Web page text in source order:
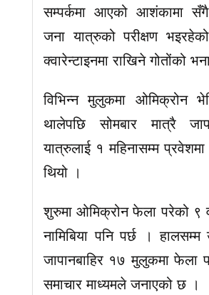
सम्पर्कमा आएको आशंकामा
जना यात्रुको परीक्षण
क्वारेन्टाइनमा राखिने गोतोंको
विभिन्न मुलुकमा ओमिक्रोन
थालेपछि सोमबार मात्रै
यात्रुलाई १ महिनासम्म
थियो ।
शुरुमा ओमिक्रोन फेला परेको ९
नामिबिया पनि पर्छ ।
जापानबाहिर १७ मुलुकमा फेला
समाचार माध्यमले जनाएको छ ।